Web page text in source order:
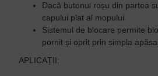
Dacă butonul roșu din partea
capului plat al mopului
Sistemul de blocare permite
pornit și oprit prin simpla
APLICAȚII: